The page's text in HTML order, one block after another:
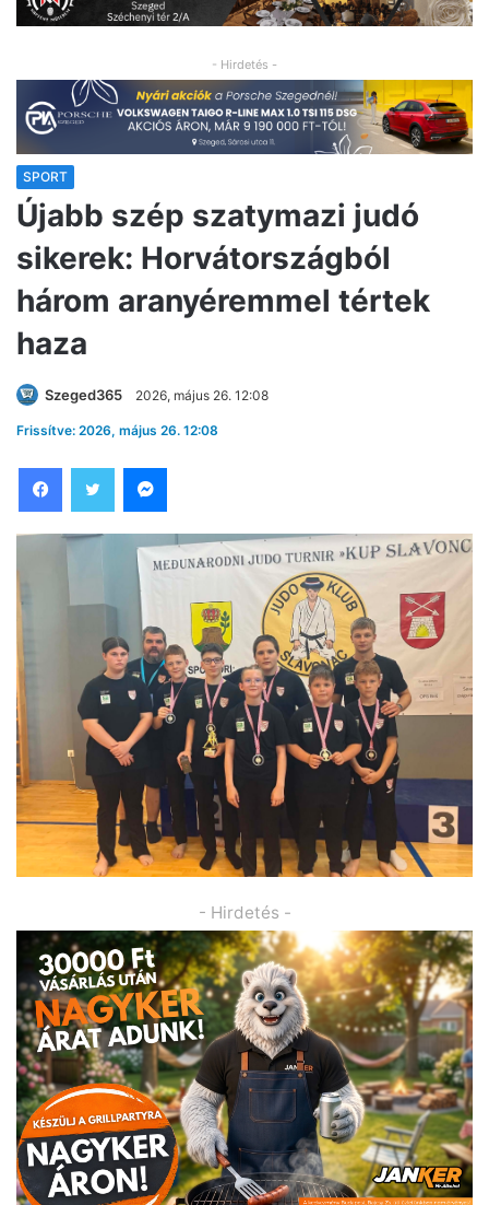
- Hirdetés -
SPORT
Újabb szép szatymazi judó
sikerek: Horvátországból
három aranyéremmel tértek
haza
Szeged365 2026, május 26. 12:08
Frissítve: 2026, május 26. 12:08
- Hirdetés -